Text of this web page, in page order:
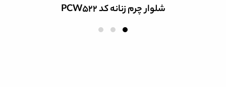
بوت چرم زنانه کد 17893